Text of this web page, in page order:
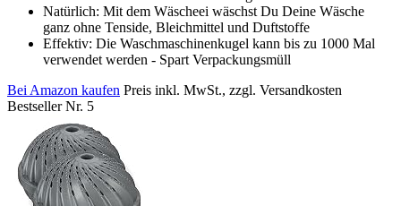
Natürlich: Mit dem Wäscheei wäschst Du Deine Wäsche
ganz ohne Tenside, Bleichmittel und Duftstoffe
Effektiv: Die Waschmaschinenkugel kann bis zu 1000 Mal
verwendet werden - Spart Verpackungsmüll
Bei Amazon kaufen Preis inkl. MwSt., zzgl. Versandkosten
Bestseller Nr. 5